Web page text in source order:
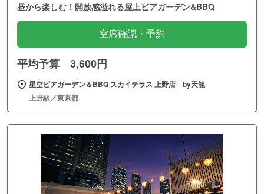
昼から楽しむ！開放感溢れる屋上ビアガーデン&BBQ
空席確認・予約
平均予算 3,600円
星空ビアガーデン＆BBQ スカイテラス 上野店 by天龍
上野駅／東京都